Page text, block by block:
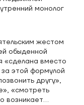
монолог
жестом
обыденной
«сделана вместо
этой формулой
другу»,
«смотреть
возникает